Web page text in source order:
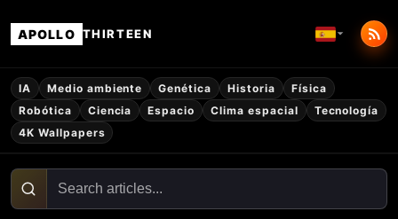
APOLLO THIRTEEN
IA Medio ambiente Genética Historia
Física
Robótica
Ciencia Espacio Clima espacial
Tecnología
4K Wallpapers